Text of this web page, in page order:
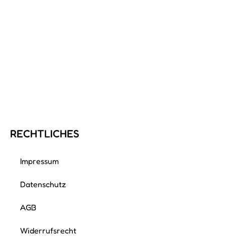
RECHTLICHES
Impressum
Datenschutz
AGB
Widerrufsrecht